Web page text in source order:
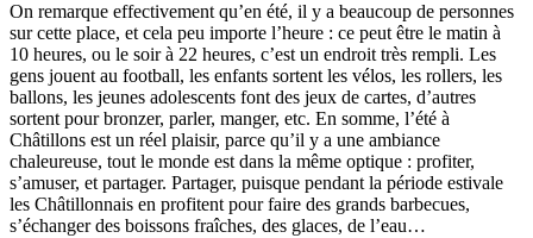
On remarque effectivement qu’en été, il y a beaucoup de personnes
sur cette place, et cela peu importe l’heure : ce peut être le matin à
10 heures, ou le soir à 22 heures, c’est un endroit très rempli. Les
gens jouent au football, les enfants sortent les vélos, les rollers, les
ballons, les jeunes adolescents font des jeux de cartes, d’autres
sortent pour bronzer, parler, manger, etc. En somme, l’été à
Châtillons est un réel plaisir, parce qu’il y a une ambiance
chaleureuse, tout le monde est dans la même optique : profiter,
s’amuser, et partager. Partager, puisque pendant la période estivale
les Châtillonnais en profitent pour faire des grands barbecues,
s’échanger des boissons fraîches, des glaces, de l’eau…